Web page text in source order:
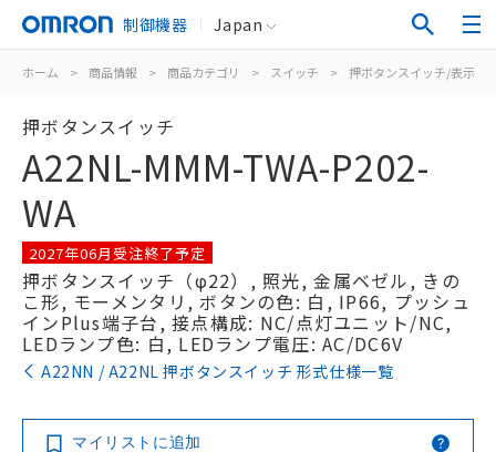
制御機器 Japan
ホーム > 商品情報 > 商品カテゴリ > スイッチ > 押ボタンスイッチ/表示灯
押ボタンスイッチ
A22NL-MMM-TWA-P202-
WA
2027年06月受注終了予定
押ボタンスイッチ（φ22）, 照光, 金属ベゼル, きの
こ形, モーメンタリ, ボタンの色: 白, IP66, プッシュ
インPlus端子台, 接点構成: NC/点灯ユニット/NC,
LEDランプ色: 白, LEDランプ電圧: AC/DC6V
A22NN / A22NL 押ボタンスイッチ 形式仕様一覧
マイリストに追加